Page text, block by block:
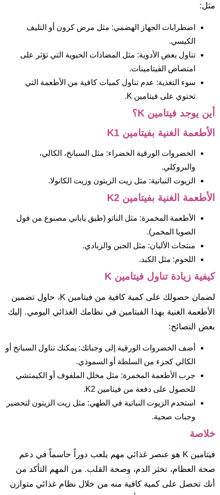
مثل:
اضطرابات الجهاز الهضمي: مثل مرض كرون أو التليف
الكيسي.
تناول بعض الأدوية: مثل المضادات الحيوية التي تؤثر على
امتصاص الفيتامينات.
سوء التغذية: عدم تناول كميات كافية من الأطعمة التي
تحتوي على فيتامين K.
أين يوجد فيتامين K؟
الأطعمة الغنية بفيتامين K1
الخضروات الورقية الخضراء: مثل السبانخ، الكالي،
والبروكلي.
الزيوت النباتية: مثل زيت الزيتون وزيت الكانولا.
الأطعمة الغنية بفيتامين K2
الأطعمة المخمرة: مثل الناتو (طبق ياباني مصنوع من فول
الصويا المخمر).
منتجات الألبان: مثل الجبن والزبادي.
اللحوم: مثل الكبد.
كيفية زيادة تناول فيتامين K
لضمان حصولك على كمية كافية من فيتامين K، حاول تضمين
الأطعمة الغنية بهذا الفيتامين في نظامك الغذائي اليومي. إليك
بعض النصائح:
أضف الخضروات الورقية إلى وجباتك: يمكنك تناول السبانخ أو
الكالي كجزء من السلطة أو السموذي.
جرب الأطعمة المخمرة: مثل مخلل الملفوف أو الكيمتشي
للحصول على دفعة من فيتامين K2.
استخدم الزيوت النباتية في الطهي: مثل زيت الزيتون لتحضير
وجبات صحية.
خلاصة
فيتامين K هو عنصر غذائي مهم يلعب دوراً حاسماً في دعم
صحة العظام، تخثر الدم، وصحة القلب. من المهم التأكد من
أنك تحصل على كمية كافية منه من خلال نظام غذائي متوازن